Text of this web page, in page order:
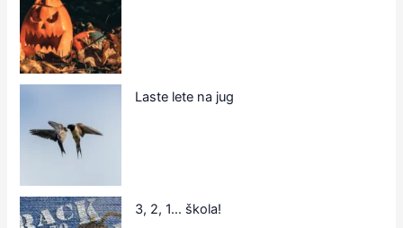
Laste lete na jug
3, 2, 1… škola!